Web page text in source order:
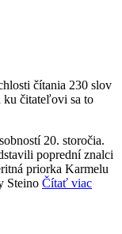
čítania 230 slov
ku čitateľovi sa to
20. storočia.
poprední znalci
priorka Karmelu
Steino Čítať viac